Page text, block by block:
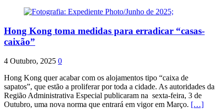
Hong Kong toma medidas para erradicar “casas-
caixão”
4 Outubro, 2025 0
Hong Kong quer acabar com os alojamentos tipo “caixa de
sapatos”, que estão a proliferar por toda a cidade. As autoridades da
Região Administrativa Especial publicaram na sexta-feira, 3 de
Outubro, uma nova norma que entrará em vigor em Março. […]